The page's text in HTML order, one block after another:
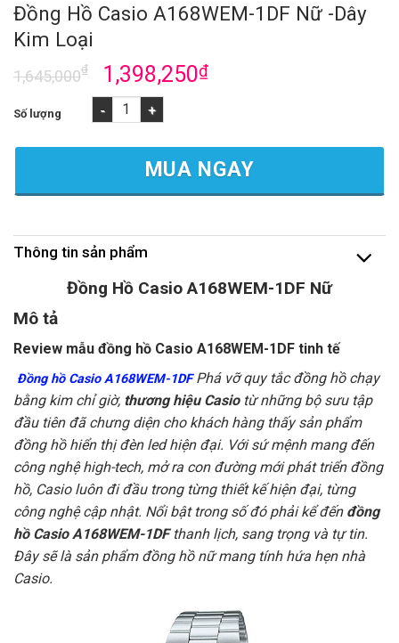
Đồng Hồ Casio A168WEM-1DF Nữ -Dây
Kim Loại
1,645,000₫ 1,398,250₫
Đồng Hồ Casio A168WEM-1DF Nữ -Dây Kim Loại số lượng
MUA NGAY
Thông tin sản phẩm
Đồng Hồ Casio A168WEM-1DF Nữ
Mô tả
Review mẫu đồng hồ Casio A168WEM-1DF tinh tế
Đồng hồ Casio A168WEM-1DFPhá vỡ quy tắc đồng hồ chạy
bằng kim chỉ giờ, thương hiệu Casiotừ những bộ sưu tập
đầu tiên đã chưng diện cho khách hàng thấy sản phẩm
đồng hồ hiển thị đèn led hiện đại. Với sứ mệnh mang đến
công nghệ high-tech, mở ra con đường mới phát triển đồng
hồ, Casio luôn đi đầu trong từng thiết kế hiện đại, từng
công nghệ cập nhật. Nổi bật trong số đó phải kể đến đồng
hồ Casio A168WEM-1DFthanh lịch, sang trọng và tự tin.
Đây sẽ là sản phẩm đồng hồ nữ mang tính hứa hẹn nhà
Casio.